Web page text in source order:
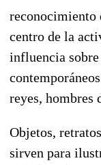
reconocimiento
centro de la
influencia sobre
reyes, hombres
Objetos,
sirven para